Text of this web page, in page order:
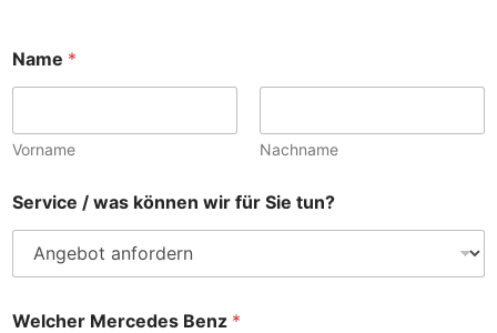
Name *
Vorname Nachname
Service / was können wir für Sie tun?
Welcher Mercedes Benz *